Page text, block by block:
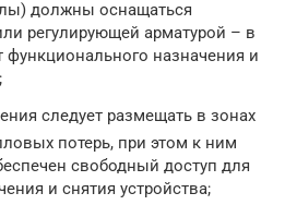
должны оснащаться
регулирующей арматурой – в
функционального назначения и
следует размещать в зонах
потерь, при этом к ним
свободный доступ для
и снятия устройства;